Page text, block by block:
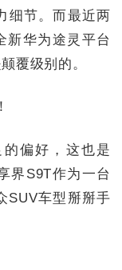
细节。而最近两
新华为途灵平台
覆级别的。
偏好，这也是
界S9T作为一台
SUV车型掰掰手